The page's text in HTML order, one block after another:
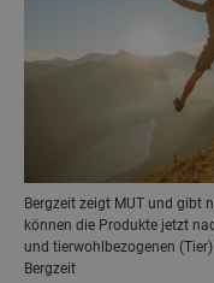
Bergzeit zeigt MUT und gibt
können die Produkte jetzt
und tierwohlbezogenen
Bergzeit